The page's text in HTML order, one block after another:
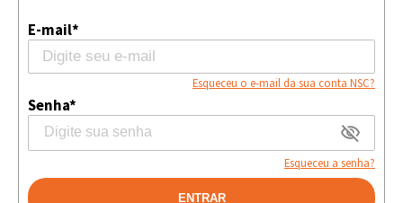
E-mail*
Esqueceu o e-mail da sua conta NSC?
Senha*
Esqueceu a senha?
ENTRAR